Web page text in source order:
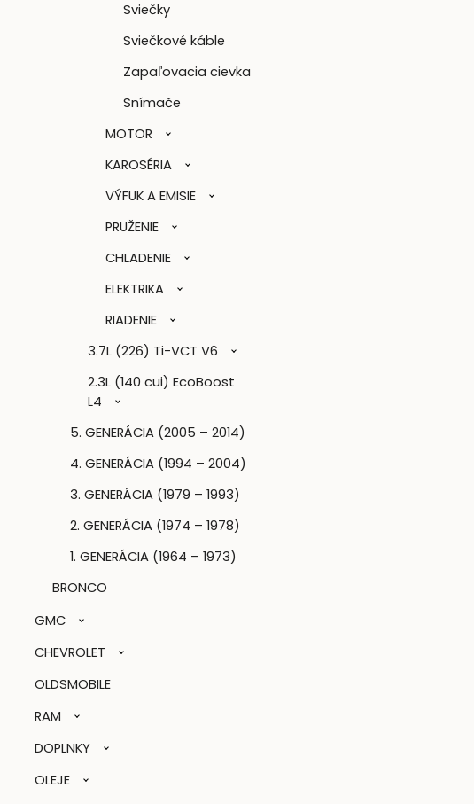
Sviečky
Sviečkové káble
Zapaľovacia cievka
Snímače
MOTOR
KAROSÉRIA
VÝFUK A EMISIE
PRUŽENIE
CHLADENIE
ELEKTRIKA
RIADENIE
3.7L (226) Ti-VCT V6
2.3L (140 cui) EcoBoost
L4
5. GENERÁCIA (2005 – 2014)
4. GENERÁCIA (1994 – 2004)
3. GENERÁCIA (1979 – 1993)
2. GENERÁCIA (1974 – 1978)
1. GENERÁCIA (1964 – 1973)
BRONCO
GMC
CHEVROLET
OLDSMOBILE
RAM
DOPLNKY
OLEJE